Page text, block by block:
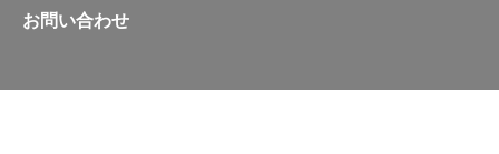
お問い合わせ